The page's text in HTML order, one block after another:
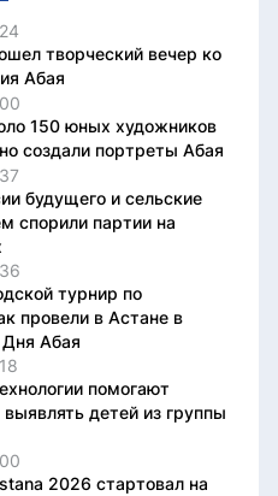
творческий вечер ко
Абая
150 юных художников
создали портреты Абая
будущего и сельские
спорили партии на
турнир по
провели в Астане в
Абая
помогают
детей из группы
2026 стартовал на